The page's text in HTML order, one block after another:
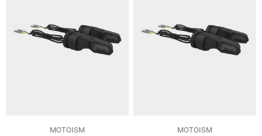
MOTOISM
MOTOISM